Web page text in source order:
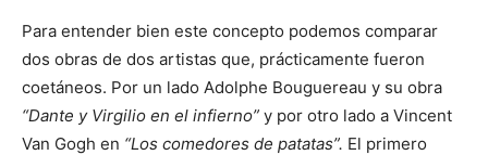
Para entender bien este concepto podemos comparar
dos obras de dos artistas que, prácticamente fueron
coetáneos. Por un lado Adolphe Bouguereau y su obra
“Dante y Virgilio en el infierno” y por otro lado a Vincent
Van Gogh en “Los comedores de patatas”. El primero